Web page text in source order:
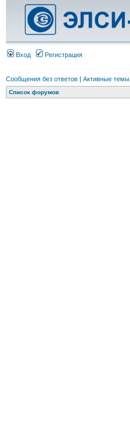
Вход Регистрация
Сообщения без ответов | Активные темы
Список форумов